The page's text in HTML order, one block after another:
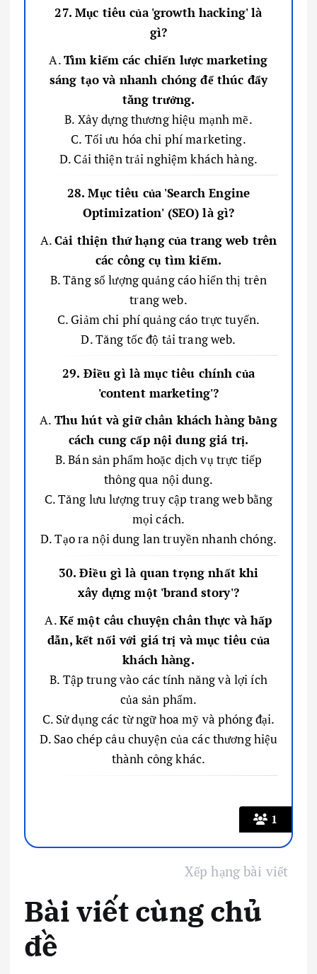
1
27. Mục tiêu của 'growth hacking' là
gì?
A.Tìm kiếm các chiến lược marketing
sáng tạo và nhanh chóng để thúc đẩy
tăng trưởng.
B. Xây dựng thương hiệu mạnh mẽ.
C. Tối ưu hóa chi phí marketing.
D. Cải thiện trải nghiệm khách hàng.
28. Mục tiêu của 'Search Engine
Optimization' (SEO) là gì?
A.Cải thiện thứ hạng của trang web trên
các công cụ tìm kiếm.
B. Tăng số lượng quảng cáo hiển thị trên
trang web.
C. Giảm chi phí quảng cáo trực tuyến.
D. Tăng tốc độ tải trang web.
29. Điều gì là mục tiêu chính của
'content marketing'?
A. Thu hút và giữ chân khách hàng bằng
cách cung cấp nội dung giá trị.
B. Bán sản phẩm hoặc dịch vụ trực tiếp
thông qua nội dung.
C. Tăng lưu lượng truy cập trang web bằng
mọi cách.
D. Tạo ra nội dung lan truyền nhanh chóng.
30. Điều gì là quan trọng nhất khi
xây dựng một 'brand story'?
A.Kể một câu chuyện chân thực và hấp
dẫn, kết nối với giá trị và mục tiêu của
khách hàng.
B. Tập trung vào các tính năng và lợi ích
của sản phẩm.
C. Sử dụng các từ ngữ hoa mỹ và phóng đại.
D. Sao chép câu chuyện của các thương hiệu
thành công khác.
Xếp hạng bài viết
Bài viết cùng chủ
đề